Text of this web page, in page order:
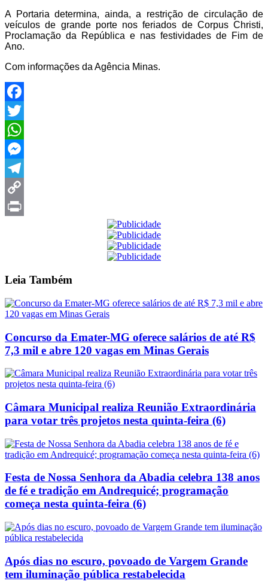
A Portaria determina, ainda, a restrição de circulação de
veículos de grande porte nos feriados de Corpus Christi,
Proclamação da República e nas festividades de Fim de
Ano.
Com informações da Agência Minas.
Facebook
Twitter
WhatsApp
Messenger
Telegram
Copy
Leia Também
Concurso da Emater-MG oferece salários de até R$
7,3 mil e abre 120 vagas em Minas Gerais
Câmara Municipal realiza Reunião Extraordinária
para votar três projetos nesta quinta-feira (6)
Festa de Nossa Senhora da Abadia celebra 138 anos
de fé e tradição em Andrequicé; programação
começa nesta quinta-feira (6)
Após dias no escuro, povoado de Vargem Grande
tem iluminação pública restabelecida